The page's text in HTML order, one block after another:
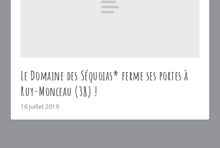
Le Domaine des Séquoias* ferme ses portes à
Ruy-Monceau (38) !
16 juillet 2019